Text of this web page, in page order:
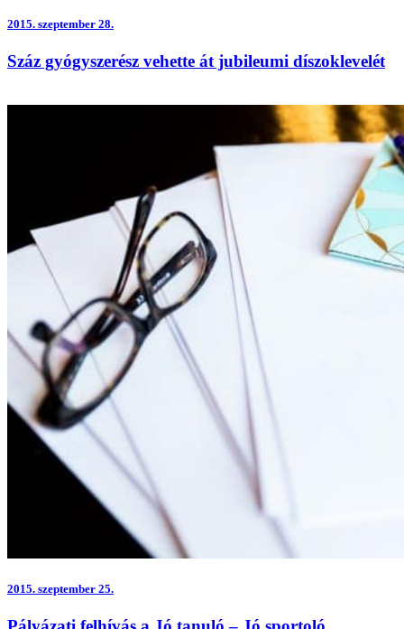
2015. szeptember 28.
Száz gyógyszerész vehette át jubileumi díszoklevelét
2015. szeptember 25.